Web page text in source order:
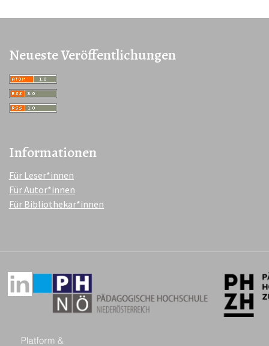
Neueste Veröffentlichungen
Informationen
Für Leser*innen
Für Autor*innen
Für Bibliothekar*innen